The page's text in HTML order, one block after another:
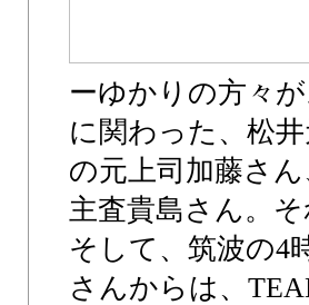
ーゆかりの方々
に関わった、松
の元上司加藤さ
主査貴島さん。
そして、筑波の4
さんからは、